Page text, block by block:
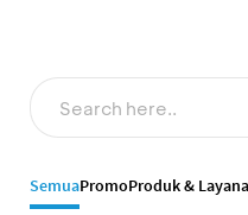
SemuaPromoProduk &